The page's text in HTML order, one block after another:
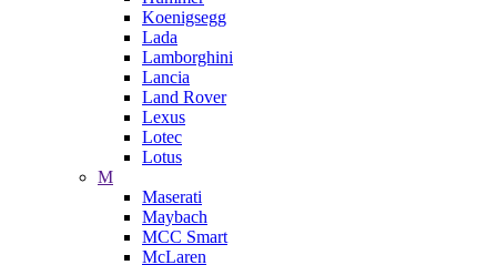
Koenigsegg
Lada
Lamborghini
Lancia
Land Rover
Lexus
Lotec
Lotus
M
Maserati
Maybach
MCC Smart
McLaren